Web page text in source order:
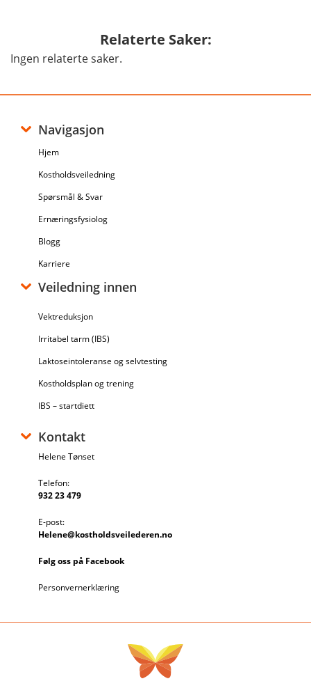
Relaterte Saker:
Ingen relaterte saker.
Navigasjon
Hjem
Kostholdsveiledning
Spørsmål & Svar
Ernæringsfysiolog
Blogg
Karriere
Veiledning innen
Vektreduksjon
Irritabel tarm (IBS)
Laktoseintoleranse og selvtesting
Kostholdsplan og trening
IBS – startdiett
Kontakt
Helene Tønset
Telefon:
932 23 479
E-post:
Helene@kostholdsveilederen.no
Følg oss på Facebook
Personvernerklæring